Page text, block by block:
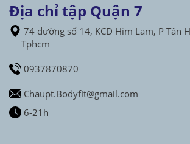
Địa chỉ tập Quận 7
74 đường số 14, KCD Him Lam, P Tân
Tphcm
0937870870
Chaupt.Bodyfit@gmail.com
6-21h